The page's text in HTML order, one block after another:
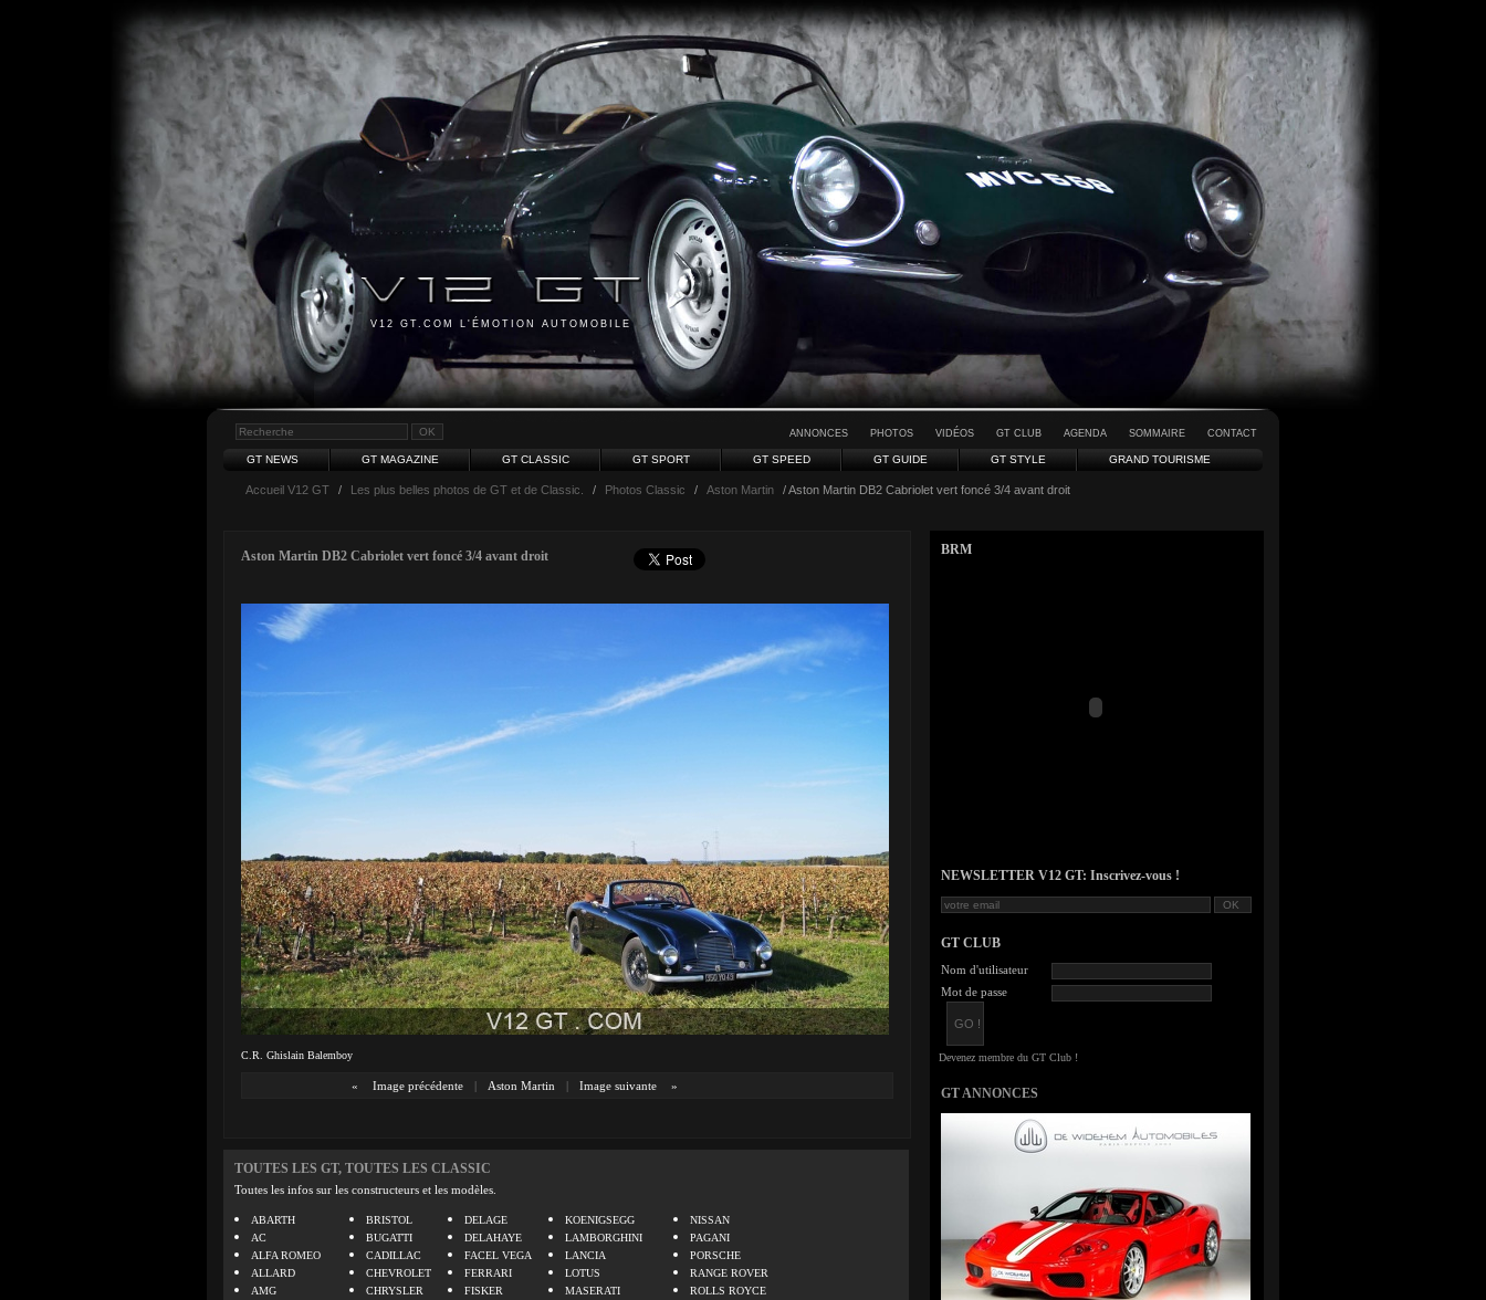
V12 GT.COM L'ÉMOTION AUTOMOBILE
ANNONCES PHOTOS VIDÉOS GT CLUB AGENDA SOMMAIRE CONTACT
GT NEWS GT MAGAZINE GT CLASSIC GT SPORT GT SPEED GT GUIDE GT STYLE GRAND TOURISME
Accueil V12 GT / Les plus belles photos de GT et de Classic. / Photos Classic / Aston Martin / Aston Martin DB2 Cabriolet vert foncé 3/4 avant droit
Aston Martin DB2 Cabriolet vert foncé 3/4 avant droit
C.R. Ghislain Balemboy
« Image précédente | Aston Martin | Image suivante »
TOUTES LES GT, TOUTES LES CLASSIC
Toutes les infos sur les constructeurs et les modèles.
ABARTH
AC
ALFA ROMEO
ALLARD
AMG
BRISTOL
BUGATTI
CADILLAC
CHEVROLET
CHRYSLER
DELAGE
DELAHAYE
FACEL VEGA
FERRARI
FISKER
KOENIGSEGG
LAMBORGHINI
LANCIA
LOTUS
MASERATI
NISSAN
PAGANI
PORSCHE
RANGE ROVER
ROLLS ROYCE
BRM
NEWSLETTER V12 GT: Inscrivez-vous !
GT CLUB
Nom d'utilisateur
Mot de passe
GT ANNONCES